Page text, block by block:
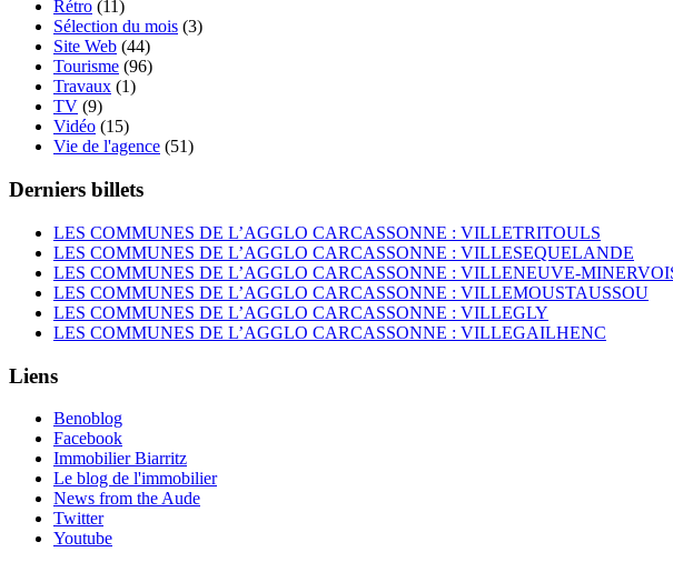
Rétro (11)
Sélection du mois (3)
Site Web (44)
Tourisme (96)
Travaux (1)
TV (9)
Vidéo (15)
Vie de l'agence (51)
Derniers billets
LES COMMUNES DE L’AGGLO CARCASSONNE : VILLETRITOULS
LES COMMUNES DE L’AGGLO CARCASSONNE : VILLESEQUELANDE
LES COMMUNES DE L’AGGLO CARCASSONNE : VILLENEUVE-
LES COMMUNES DE L’AGGLO CARCASSONNE : VILLEMOUSTAUSSOU
LES COMMUNES DE L’AGGLO CARCASSONNE : VILLEGLY
LES COMMUNES DE L’AGGLO CARCASSONNE : VILLEGAILHENC
Liens
Benoblog
Facebook
Immobilier Biarritz
Le blog de l'immobilier
News from the Aude
Twitter
Youtube